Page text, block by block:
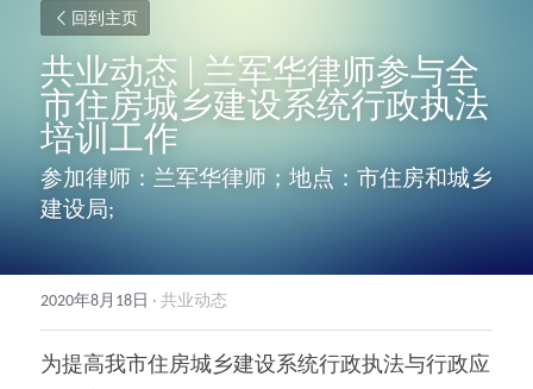
回到主页
共业动态 | 兰军华律师参与全
市住房城乡建设系统行政执法
培训工作
参加律师：兰军华律师；地点：市住房和城乡
建设局;
2020年8月18日 · 共业动态
为提高我市住房城乡建设系统行政执法与行政应